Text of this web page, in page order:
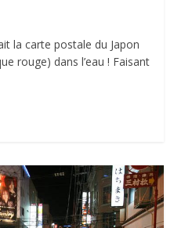
la carte postale du Japon
rouge) dans l’eau ! Faisant